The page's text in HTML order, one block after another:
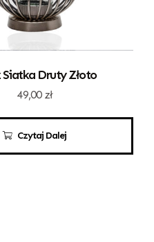
Czytaj Dalej
Siatka Druty Złoto
49,00 zł